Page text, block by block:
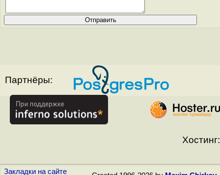
Партнёры:
Хостинг:
Закладки на сайте